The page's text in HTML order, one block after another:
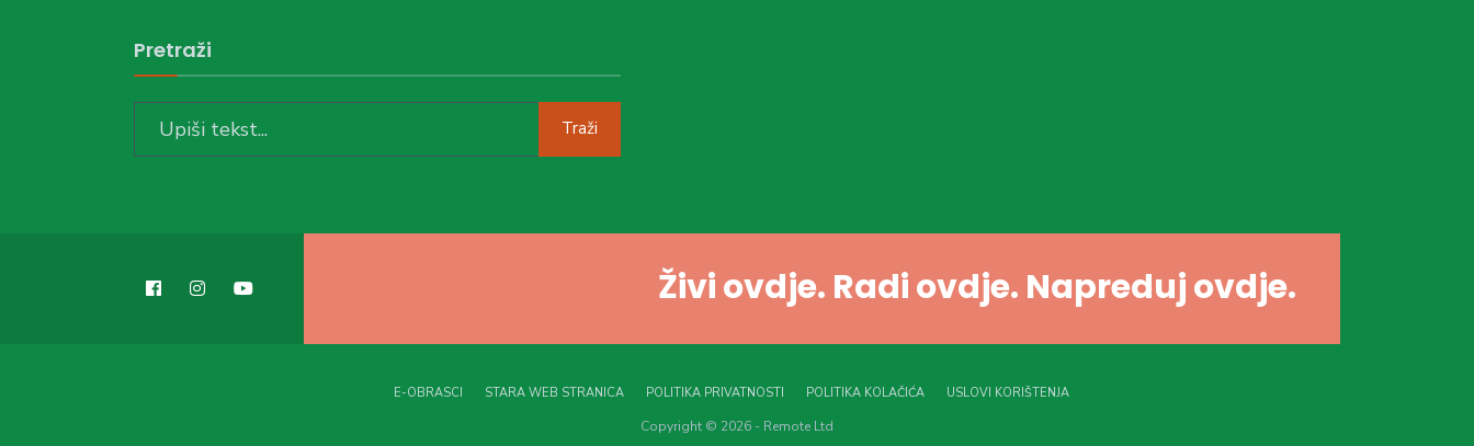
Pretraži
Traži
Živi ovdje. Radi ovdje. Napreduj ovdje.
E-OBRASCI STARA WEB STRANICA POLITIKA PRIVATNOSTI POLITIKA KOLAČIĆA USLOVI KORIŠTENJA
Copyright © 2026 - Remote Ltd